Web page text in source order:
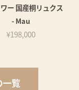
ー 国産桐リュクス
- Mau
¥198,000
一覧